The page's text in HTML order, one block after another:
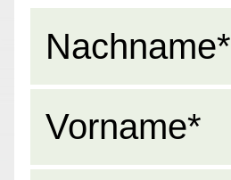
Nachname*
Vorname*